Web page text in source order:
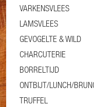
VARKENSVLEES
LAMSVLEES
GEVOGELTE & WILD
CHARCUTERIE
BORRELTIJD
ONTBIJT/LUNCH/
TRUFFEL